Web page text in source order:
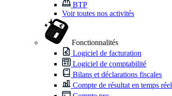
BTP
Voir toutes nos activités
Fonctionnalités
Logiciel de facturation
Logiciel de comptabilité
Bilans et déclarations fiscales
Compte de résultat en temps réel